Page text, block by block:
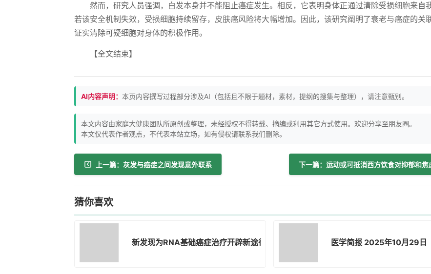
然而，研究人员强调，白发本身并不能阻止癌症发生。相反，它表明身体正通过清除受损细胞来自
若该安全机制失效，受损细胞持续留存，皮肤癌风险将大幅增加。因此，该研究阐明了衰老与癌症的关
证实清除可疑细胞对身体的积极作用。
【全文结束】
AI内容声明： 本页内容撰写过程部分涉及AI（包括且不限于题材，素材，提纲的搜集与整理），请注意甄别。
本文内容由家庭大健康团队所原创或整理，未经授权不得转载、摘编或利用其它方式使用。欢迎分享至朋友圈。
本文仅代表作者观点，不代表本站立场，如有侵权请联系我们删除。
上一篇：灰发与癌症之间发现意外联系
猜你喜欢
新发现为RNA基础癌症治疗开辟新途径 医学简报 2025年10月29日